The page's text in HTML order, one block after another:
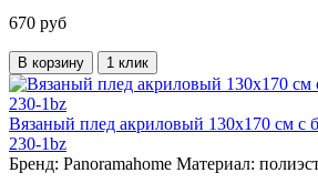
670 руб
В корзину 1 клик
Вязаный плед акриловый 130х170 см с
230-1bz
Бренд: Panoramahome Материал: